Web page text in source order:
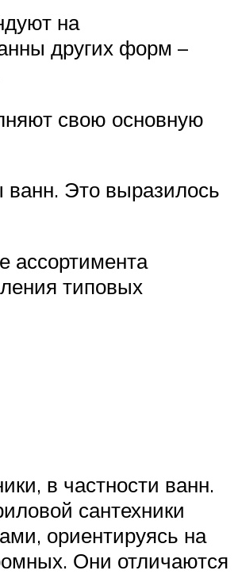
на
других форм –
свою основную
ванн. Это выразилось
ассортимента
типовых
в частности ванн.
сантехники
ориентируясь на
Они отличаются